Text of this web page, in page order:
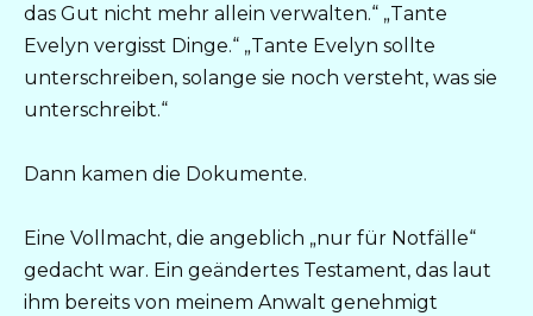
das Gut nicht mehr allein verwalten.“ „Tante
Evelyn vergisst Dinge.“ „Tante Evelyn sollte
unterschreiben, solange sie noch versteht, was sie
unterschreibt.“
Dann kamen die Dokumente.
Eine Vollmacht, die angeblich „nur für Notfälle“
gedacht war. Ein geändertes Testament, das laut
ihm bereits von meinem Anwalt genehmigt